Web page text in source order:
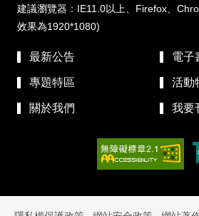
建議瀏覽器：IE11.0以上、Firefox、
效果為1920*1080)
最新公告 電子
專題特區 活動
關於我們 我要